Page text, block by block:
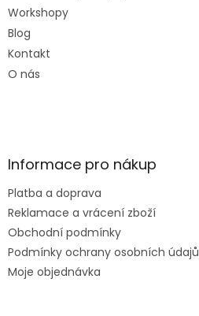
Workshopy
Blog
Kontakt
O nás
Informace pro nákup
Platba a doprava
Reklamace a vrácení zboží
Obchodní podmínky
Podmínky ochrany osobních údajů
Moje objednávka